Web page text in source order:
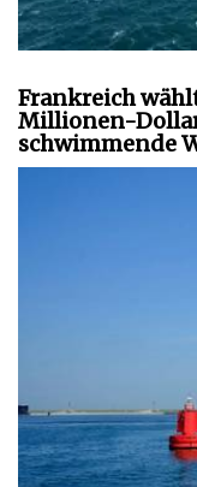
Frankreich
Millionen-
schwimmende